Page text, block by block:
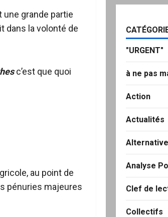
grande partie
dans la volonté de
c’est que quoi
au point de
pénuries majeures
"URGENT"
à ne pas
Action
Actualités
Analyse
Clef de
Collectifs